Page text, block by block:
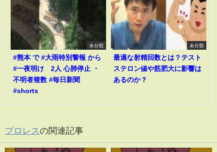
未分類
#熊本 で #大雨特別警報 から
#一夜明け 2人 心肺停止 ・
不明者複数 #毎日新聞
#shorts
未分類
最適な射精回数とは？テスト
ステロン値や筋肥大に影響は
あるのか？
プロレスの関連記事